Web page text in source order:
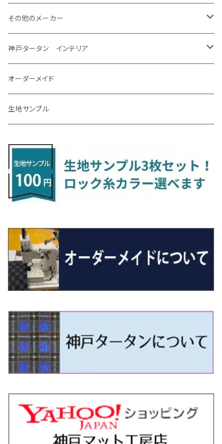
H31/4～R7/12 50系
H24/6～H29/12 10系
アクア
H23/12～R3/7 NHP10
R3/7～ MXPK系
アベンシス
H23/9～H30/4 270系
アリオン
H23/10～R3/3 260系
アルファード/ヴェルファイアＨＶ
H27/1～R5/6 30系
R5/6～ 40系
H24/4～29/10 20系
ヴィッツ
H22/12～R2/3 130系
ヴォクシー
H26/1～R4/1 80系
R4/1～ 90系
エスクァイア
H26/10～R3/12 80系
エスティマ
H18/1～H24/5（前期）
H24/5～R1/10（後期）
エスティマ・ハイブリッド
H18/6～H24/5（前期）
H24/5～R1/10（後期）
オーリス
H24/8～H30/3 180系
カムリ
H24/5～ 160系
カローラ・クロス
カローラ・スポーツ
R6/5～ 6人乗 TAWH15W
H18/9～H29/10
ＬＳ６００ｈ
H19/5～H29/10
ＬＳ５００/ＬＳ５００ｈ
H29/10～
ＬＸ
H27/9～R3/10 URJ201W
ＮＸ
R3/11～ 20系
H26/10～
ＲＸ
H27/10～R4/7 20系5人乗
H29/12～R4/7 20系7人乗
R4/11～ 10系
ＵＸ
H30/11～
R4/7～ T33
H22/8～R8/7 E52
R8/7～ E53
オーラ
R3/8～ E13
ＮＶ３５０キャラバン
H24/6～ E26 3人乗
H24/6～ E26 5・6人乗
キューブ
H14/10～R2/3 Z11・Z12
キックス
R2/6~R8/6 15系(e-POWER)
R8/6～ 16系
H11/6～H16/10 Y34
サクラ
R4/5～ B6AW
シーマ
H13/1～R4/8 F50・Y51
シルビア
H3/1～H11/1 S13・S14
H11/1～H14/11 S15
シルフィ
H24/12～R3/10 TB17
ジューク
H22/6～R2/6 F15
スカイライン
H13/6～H18/11 V35
H26/2～ V37
スカイライン・クロスオーバー
H11/6～H16/10 Y34
H1/6～H11/6 Y30
セレナ
H22/11～H28/9 C26
R4/9～ GU系
サンバーバン/ディアス
H11/2～H24/2 TV系
H24/4～R4/1 S3系
サンバートラック
H24/2～H26/9 S200系
H26/9～ S500系
シフォン
H28/12～R1/7 LA600/610
ジャスティ
H23/5～ LA100系
ソルテラ
R4/5~ XEAM10X・YEAM15X
ディアスワゴン
H21/9～R2/4 S300系
トレジア
H22/11～H28/3 120系
フォレスター
H14/2～ SG/SH/SJ/SK系
プレオ
H22/4～H30/3 L275/285
プレオプラス
H24/12～H29/5 LA300/310
レヴォーグ
H15/6～R2/8 BN/BM/BL系
レガシィアウトバック
H15/10～ BP/BR/BS/BT系
レガシィツーリングワゴン
R1/9～ DJ系
ＭＡＺＤＡ３
R1/5～ BP系
ＭＡＺＤＡ６
R1/8～ GJ系
ＭＸ－３０
R2/10～ DREJ3P
アクセラ/アクセラ・スポーツ
H24/11～R1/8 GJ系
キャロル
H27/1～ HB36/37/97S
キャロルエコ
H24/11～H27/1 HB35S
スクラム
H17/9～ DG64/DG17
スクラムトラック
H25/9～ DG16T
デミオ
H19/7～R1/7 DE/DJ系
ビアンテ
H20/7～30/3 CC系
ファミリア バン
H30/6～ 160系
H24/10～ MJ系
フレアクロスオーバー
H26/1～ MS系
R2/9～ S403/413V
グランマックストラック
R2/9～ S403/413P
コペン
H14/6～ L880/LA400K
タフト
R2/6～ LA900/910S
タント
R1/7～ LA650/660
H28/11～ M900系
ハイゼット・キャディー
H28/6～R3/9 LA700V
ハイゼット・カーゴ
H16/12～ S300/S700系
ハイゼット・トラック
H11/1～ S200/S500系
ブーン
H28/4～R5/12 M700系
ミラ
H18/12～ L275/285
ミラ・イース
H23/9～ LA300系
ミラ・ココア
H30/6～ LA550/560S
ムーヴ
H26/12～R5/7 LA150/160S
ムーヴキャンバス
R3/12～ HA37/97S
H20/11～ HE22/33S
アルトラパンLC
R4/6～ HE33S
イグニス
H28/2～ FF21S
エスクード
H17/5～H27/10 TA/TD系
エブリィ
H13/9～ DA系
クロスビー(XBEE)
H29/12～R7/10 MN71S
ジムニー
H3/6～ JA/JB系
ジムニーノマド
R7/4～ JC74W
ジムニーワイド/ジムニーシエラ
H10/1～H14/1 JB33/43W
H14/1～ JB43/74W
スイフト/スイフトスポーツ
H22/9～ スイフト
H23/12～
スペーシア/スペーシアカスタム/スペーシアギア
H25/3～R5/11
R5/11～ MK54S・MK94S
スペーシアベース
H23/1～H27/8 MA15S
H27/8～R2/12 MA26/36/46S
ハスラー
H26/1～ MR系
H26/2～ B11A/B30系
ｅｋワゴン
H25/6～ B11W/B30系
ｅｋカスタム/ｅｋクロス
H25/6～H31/3 ｅｋカスタム
H31/3～ ｅｋクロス
ekクロスEV
R4/6～ B5AW
アイミーブ
H24/10～R2/12 GF系
アウトランダーＰＨＥＶ
H25/1～ GG/GN系 5人乗
エクリプスクロス/エクリプスクロスPHEV
H30/3～ GK/GL系
タウンボックス
H26/2～ DS17/64W
ディグニティ
H24/7～H29/1 BHGY51
デリカＤ：２
H23/3～ MB系
デリカＤ：３
H23/10～H31/4 BM20 7人乗
デリカＤ：５
R5/5～ B30系/BA系
パジェロ
H18/10～R1/8 7人乗ロング V90系
H30/8～R4/12 RW1/2・RT5/6 5人乗り
H22/2～29/1 ZF1・ZF2
NBOX/NBOXカスタム
H23/12～H29/9 JF1/2
H29/9～R5/10 JF3/4
NBOXプラス/NBOXプラスカスタム
H24/7～H29/8 JF1/2
NBOXスラッシュ
H26/12～R2/2 JF1/2
NBOXジョイ
H24/11～R2/3 JG1・JG2
R2/11～ JG3・JG4
N-ONE e:
R7/9~ JG5
N-VAN
H30/7～ JJ1・JJ2
N-VAN e:
R6/10~ JJ3
N‐WGN/N‐WGNカスタム
H25/11～ JH1・JH2・JH3・JH4
S660
H27/4～R3/12 JW5
WR-V
R6/3～ DG5
ZR-V
H11/6～H30/7 バン HH5・HH6
H21/12～R3/4 トラック
アコード・アコードハイブリッド
H25/6～R2/2 CR系
H24/10～R3/3 AA系
アルテオン
H29/10～ ３HD系
ゴルフ
H25/4～R3/4 AU系
R3/6～ CDD系
H16/4～28/1 １T系 トゥラン
シャラン
H23/2～ 7N系
Tクロス
R2/7～ A1D系
ティグアン
H20/9～H29/1 5NC系
トゥアレグ
H15/9～H30/4 7L/7P系
パサート
H23/5～H27/7 3CCAX
H27/7～ 3CC/3CD系
ザ・ビートル
H24/4～R3/4 16C系
ポロ
H21/10～H30/3 6RC系
H30/3～ AW系
Ａクラス
H24/11～30/10
H30/10～
Ｂクラス
H24/4～R1/6
Ｃクラス
H26/7～R4/2
ＣＬＡクラス
H27/6～R1/8
ＣＬＳクラス
H30/6～
Ｅクラス
H28/7～
ＧＬＡクラス
H26/5～R2/6
ＧＬＥクラス
R1/6～
Ｓクラス
H25/10～R3/10
Ｖクラス
H27/4～
その他のメーカー
MINI
MINIクロスオーバー
神戸タータン インテリア
ラグマット
ラグマットセカンド（L）
ラグマットミニ（S）
オーダーメイド
生地サンプル